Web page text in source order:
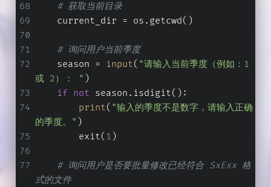
# 获取当前目录
    current_dir = os.getcwd()
# 询问用户当前季度
    season =
input( "请输入当前季度（例如：1
或 2）： " )
if not season.isdigit():
print( "输入的季度不是数字，请输入正确
的季度。" )
        exit(
1 )
# 询问用户是否要批量修改已经符合 SxExx 格
式的文件